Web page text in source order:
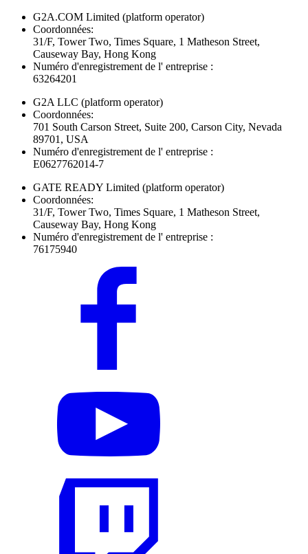
G2A.COM Limited (platform operator)
Coordonnées:
31/F, Tower Two, Times Square, 1 Matheson Street,
Causeway Bay, Hong Kong
Numéro d'enregistrement de l' entreprise :
63264201
G2A LLC (platform operator)
Coordonnées:
701 South Carson Street, Suite 200, Carson City, Nevada
89701, USA
Numéro d'enregistrement de l' entreprise :
E0627762014-7
GATE READY Limited (platform operator)
Coordonnées:
31/F, Tower Two, Times Square, 1 Matheson Street,
Causeway Bay, Hong Kong
Numéro d'enregistrement de l' entreprise :
76175940